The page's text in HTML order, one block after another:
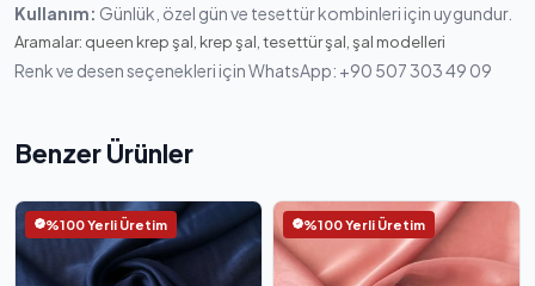
Kullanım: Günlük, özel gün ve tesettür kombinleri için uygundur.
Aramalar: queen krep şal, krep şal, tesettür şal, şal modelleri
Renk ve desen seçenekleri için WhatsApp: +90 507 303 49 09
Benzer Ürünler
%100 Yerli Üretim %100 Yerli Üretim